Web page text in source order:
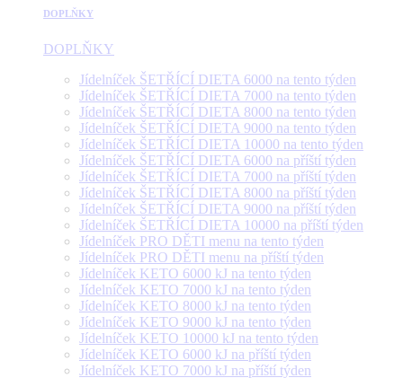
DOPLŇKY
DOPLŇKY
Jídelníček ŠETŘÍCÍ DIETA 6000 na tento týden
Jídelníček ŠETŘÍCÍ DIETA 7000 na tento týden
Jídelníček ŠETŘÍCÍ DIETA 8000 na tento týden
Jídelníček ŠETŘÍCÍ DIETA 9000 na tento týden
Jídelníček ŠETŘÍCÍ DIETA 10000 na tento týden
Jídelníček ŠETŘÍCÍ DIETA 6000 na příští týden
Jídelníček ŠETŘÍCÍ DIETA 7000 na příští týden
Jídelníček ŠETŘÍCÍ DIETA 8000 na příští týden
Jídelníček ŠETŘÍCÍ DIETA 9000 na příští týden
Jídelníček ŠETŘÍCÍ DIETA 10000 na příští týden
Jídelníček PRO DĚTI menu na tento týden
Jídelníček PRO DĚTI menu na příští týden
Jídelníček KETO 6000 kJ na tento týden
Jídelníček KETO 7000 kJ na tento týden
Jídelníček KETO 8000 kJ na tento týden
Jídelníček KETO 9000 kJ na tento týden
Jídelníček KETO 10000 kJ na tento týden
Jídelníček KETO 6000 kJ na příští týden
Jídelníček KETO 7000 kJ na příští týden